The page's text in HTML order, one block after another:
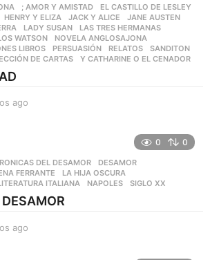
s
a
g
o
; AMOR Y AMISTAD ,EL CASTILLO DE LESLEY
,HENRY Y ELIZA ,JACK Y ALICE ,JANE AUSTEN
,LADY SUSAN ,LAS TRES HERMANAS
WATSON ,NOVELA ANGLOSAJONA
LIBROS ,PERSUASIÓN ,RELATOS ,SANDITON
DE CARTAS ,Y CATHARINE O EL CENADOR
ago
s
a
g
o
0 0
DEL DESAMOR ,DESAMOR
FERRANTE ,LA HIJA OSCURA
ITALIANA ,NAPOLES ,SIGLO XX
ago